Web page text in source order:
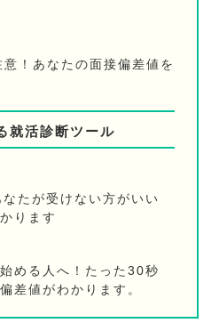
！あなたの面接偏差値を
就活診断ツール
たが受けない方がいい
ります
める人へ！たった30秒
差値がわかります。